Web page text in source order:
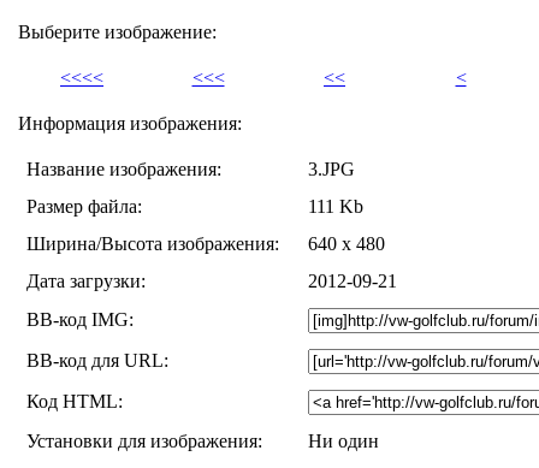
Выберите изображение:
<<<< <<< << <
Информация изображения:
Название изображения:
3.JPG
Размер файла:
111 Kb
Ширина/Высота изображения:
640 x 480
Дата загрузки:
2012-09-21
BB-код IMG:
BB-код для URL:
Код HTML:
Установки для изображения:
Ни один